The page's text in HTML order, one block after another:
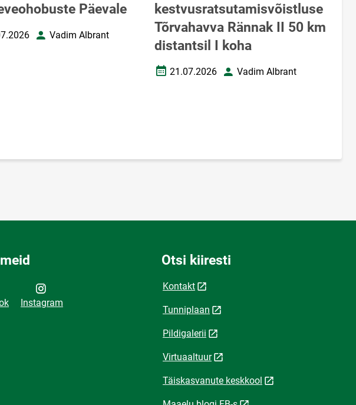
Päevale
kuupäevAutorVadim Albrant
kestvusratsutamisvõistluse
Tõrvahavva Rännak II 50 km
distantsil I koha
Loomise kuupäev
21.07.2026 AutorVadim Albrant
Instagram
Otsi kiiresti
Kontakt
Tunniplaan
Pildigalerii
Virtuaaltuur
Täiskasvanute keskkool